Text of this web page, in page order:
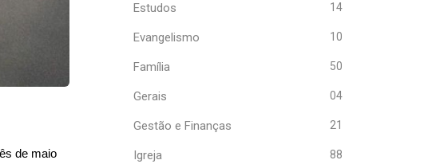
de maio
Estudos 14
Evangelismo 10
Família 50
Gerais 04
Gestão e Finanças 21
Igreja 88